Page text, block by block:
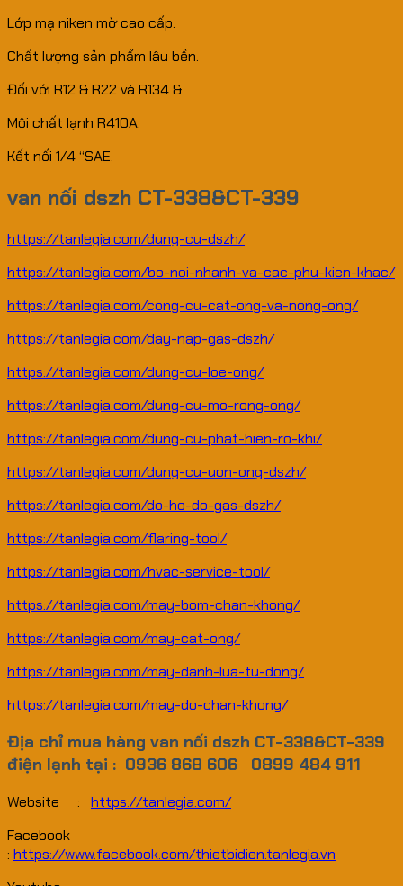
Lớp mạ niken mờ cao cấp.
Chất lượng sản phẩm lâu bền.
Đối với R12 & R22 và R134 &
Môi chất lạnh R410A.
Kết nối 1/4 “SAE.
van nối dszh CT-338&CT-339
https://tanlegia.com/dung-cu-dszh/
https://tanlegia.com/bo-noi-nhanh-va-cac-phu-kien-khac/
https://tanlegia.com/cong-cu-cat-ong-va-nong-ong/
https://tanlegia.com/day-nap-gas-dszh/
https://tanlegia.com/dung-cu-loe-ong/
https://tanlegia.com/dung-cu-mo-rong-ong/
https://tanlegia.com/dung-cu-phat-hien-ro-khi/
https://tanlegia.com/dung-cu-uon-ong-dszh/
https://tanlegia.com/do-ho-do-gas-dszh/
https://tanlegia.com/flaring-tool/
https://tanlegia.com/hvac-service-tool/
https://tanlegia.com/may-bom-chan-khong/
https://tanlegia.com/may-cat-ong/
https://tanlegia.com/may-danh-lua-tu-dong/
https://tanlegia.com/may-do-chan-khong/
Địa chỉ mua hàng van nối dszh CT-338&CT-339
điện lạnh tại : 0936 868 606 0899 484 911
Website : https://tanlegia.com/
Facebook
: https://www.facebook.com/thietbidien.tanlegia.vn